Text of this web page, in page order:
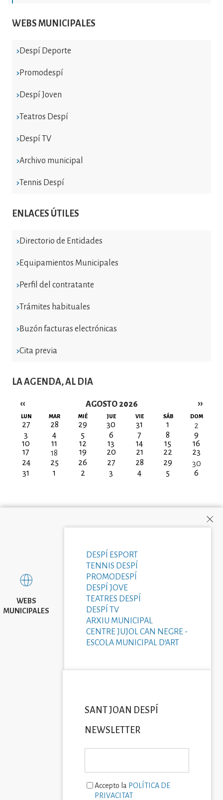
WEBS MUNICIPALES
Despí Deporte
Promodespí
Despí Joven
Teatros Despí
Despí TV
Archivo municipal
Tennis Despí
ENLACES ÚTILES
Directorio de Entidades
Equipamientos Municipales
Perfil del contratante
Trámites habituales
Buzón facturas electrónicas
Cita previa
LA AGENDA, AL DIA
AGOSTO 2026
Paginación
‹‹ ››
LUN MAR MIÉ JUE VIE SÁB DOM
27 28 29 30 31 1
2
3
4 5 6 7 8
9
10
11 12 13 14 15
16
17
18 19 20 21 22
23
24
25 26 27 28 29
30
31
1 2 3 4 5 6
WEBS
MUNICIPALES
DESPÍ ESPORT
TENNIS DESPÍ
PROMODESPÍ
DESPÍ JOVE
TEATRES DESPÍ
DESPÍ TV
ARXIU MUNICIPAL
CENTRE JUJOL CAN NEGRE -
ESCOLA MUNICIPAL D'ART
SANT JOAN DESPÍ
NEWSLETTER
Accepto la POLÍTICA DE
PRIVACITAT